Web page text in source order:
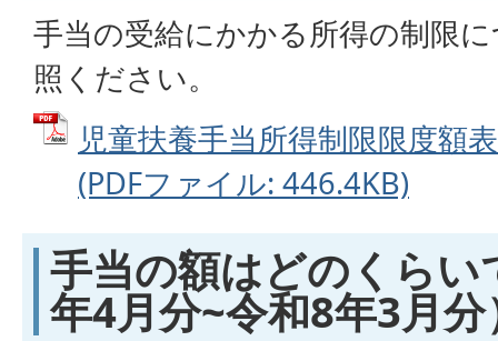
手当の受給にかかる所得の制限
照ください。
児童扶養手当所得制限限度額
(PDFファイル: 446.4KB)
手当の額はどのくらい
年4月分~令和8年3月分